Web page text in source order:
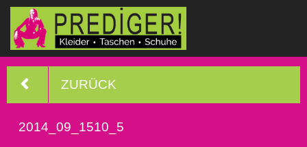
ZURÜCK
2014_09_1510_5